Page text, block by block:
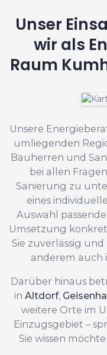
Unser
wir als
Raum
Unsere
umliegenden
Bauherren und
bei allen
Sanierung zu
eines
Auswahl
Umsetzung
Sie zuverlässig
anderem auch
Darüber hinaus
in Altdorf,
weitere Orte im
Einzugsgebiet –
Sie wissen